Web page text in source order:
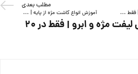
آموزش اکستنشن مژه از 0 | فقط در 20 دقیقه
مطلب بعدی
آموزش انواع کاشت مژه از پایه | فقط در 20 دقیقه
“آموزش لیفت مژه و ابرو | فقط در 20